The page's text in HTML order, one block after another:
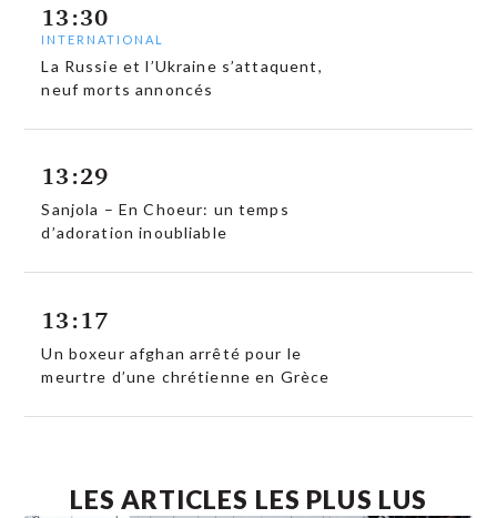
13:30
INTERNATIONAL
La Russie et l’Ukraine s’attaquent,
neuf morts annoncés
13:29
Sanjola – En Choeur: un temps
d’adoration inoubliable
13:17
Un boxeur afghan arrêté pour le
meurtre d’une chrétienne en Grèce
LES ARTICLES LES PLUS LUS